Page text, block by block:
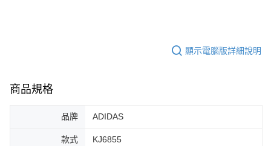
※ 交易是否成功請以「AFTEE先享後付 」之結帳頁面顯示為準，若有關於
【注意事項】
易，需依本服務之必要範圍內提供個人資料，並將交易相關給付款項請求債
２．關於個人資料處理事宜，請瀏覽以下網址：
宅配
顯示電腦版詳細說明
商品規格
品牌 ADIDAS
款式 KJ6855